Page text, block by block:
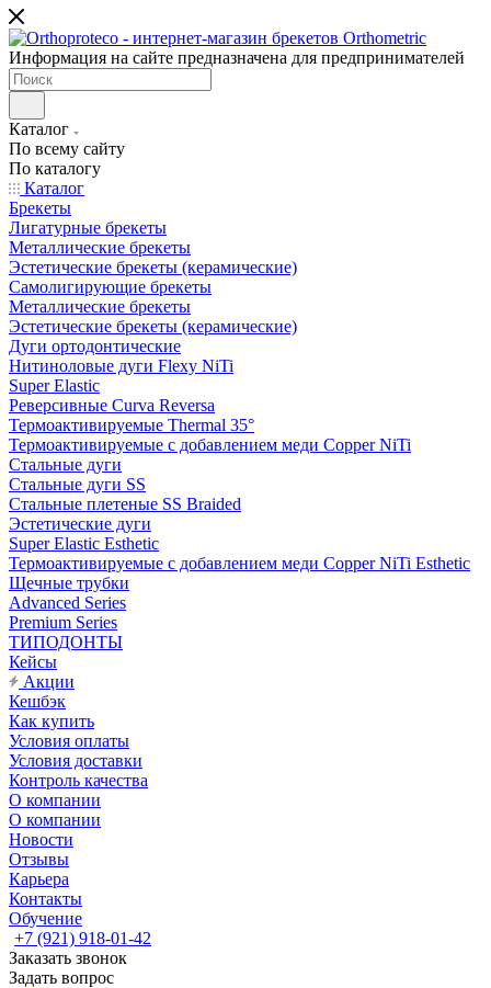
Информация на сайте предназначена для предпринимателей
Каталог
По всему сайту
По каталогу
Каталог
Брекеты
Лигатурные брекеты
Металлические брекеты
Эстетические брекеты (керамические)
Самолигирующие брекеты
Металлические брекеты
Эстетические брекеты (керамические)
Дуги ортодонтические
Нитиноловые дуги Flexy NiTi
Super Elastic
Реверсивные Curva Reversa
Термоактивируемые Thermal 35°
Термоактивируемые с добавлением меди Copper NiTi
Стальные дуги
Стальные дуги SS
Стальные плетеные SS Braided
Эстетические дуги
Super Elastic Esthetic
Термоактивируемые с добавлением меди Copper NiTi Esthetic
Щечные трубки
Advanced Series
Premium Series
ТИПОДОНТЫ
Кейсы
Акции
Кешбэк
Как купить
Условия оплаты
Условия доставки
Контроль качества
О компании
О компании
Новости
Отзывы
Карьера
Контакты
Обучение
+7 (921) 918-01-42
Заказать звонок
Задать вопрос